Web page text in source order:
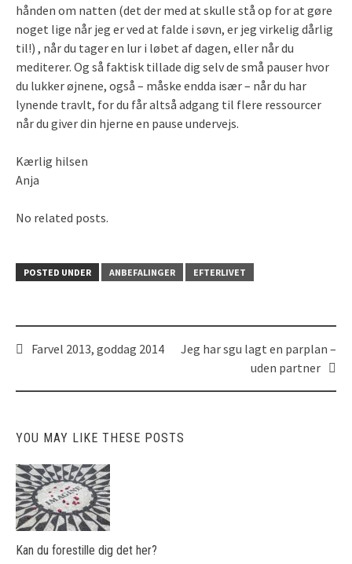
hånden om natten (det der med at skulle stå op for at gøre
noget lige når jeg er ved at falde i søvn, er jeg virkelig dårlig
til!) , når du tager en lur i løbet af dagen, eller når du
mediterer. Og så faktisk tillade dig selv de små pauser hvor
du lukker øjnene, også – måske endda især – når du har
lynende travlt, for du får altså adgang til flere ressourcer
når du giver din hjerne en pause undervejs.
Kærlig hilsen
Anja
No related posts.
POSTED UNDER ANBEFALINGER EFTERLIVET
Farvel 2013, goddag 2014
Jeg har sgu lagt en parplan –
uden partner
YOU MAY LIKE THESE POSTS
Kan du forestille dig det her?